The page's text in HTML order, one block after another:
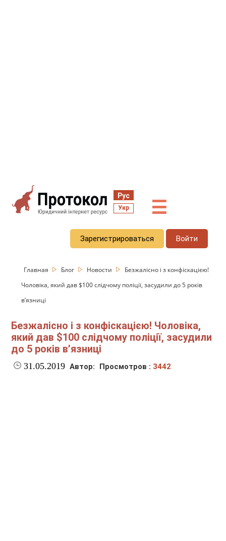
Рус
Укр ☰
Зарегистрироваться Войти
Главная Блог Новости
Безжалісно і з конфіскацією!
Чоловіка, який дав $100 слідчому поліції, засудили до 5 років
в’язниці
Безжалісно і з конфіскацією! Чоловіка,
який дав $100 слідчому поліції, засудили
до 5 років в’язниці
31.05.2019 Автор: Просмотров : 3442